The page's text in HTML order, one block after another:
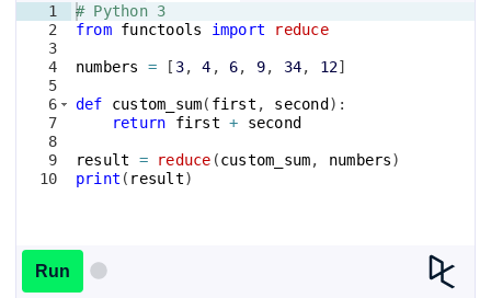
1
2
3
4
5
6
7
8
9
10
# Python 3
from functools import reduce
numbers = [ 3, 4 , 6, 9, 34, 12]
def custom_sum( first , second ) :
return
first + second
result = reduce (custom_sum, numbers)
print ( result)
Run